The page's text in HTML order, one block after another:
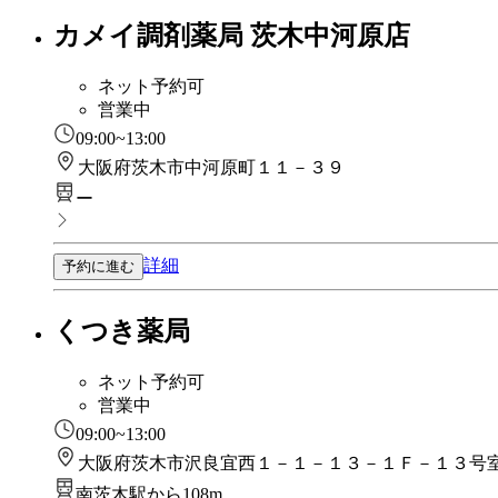
カメイ調剤薬局 茨木中河原店
ネット予約可
営業中
09:00~13:00
大阪府茨木市中河原町１１－３９
ー
予約に進む 詳細
くつき薬局
ネット予約可
営業中
09:00~13:00
大阪府茨木市沢良宜西１－１－１３－１Ｆ－１３号
南茨木駅から108m